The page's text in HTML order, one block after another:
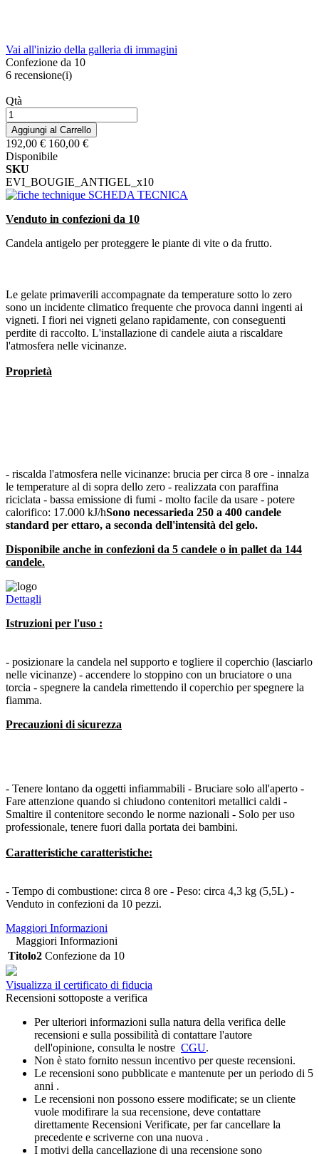
Vai all'inizio della galleria di immagini
Confezione da 10
6 recensione(i)
Qtà
Aggiungi al Carrello
192,00 € 160,00 €
Disponibile
SKU
EVI_BOUGIE_ANTIGEL_x10
SCHEDA TECNICA
Venduto in confezioni da 10
Candela antigelo per proteggere le piante di vite o da frutto.
Le gelate primaverili accompagnate da temperature sotto lo zero
sono un incidente climatico frequente che provoca danni ingenti ai
vigneti. I fiori nei vigneti gelano rapidamente, con conseguenti
perdite di raccolto. L'installazione di candele aiuta a riscaldare
l'atmosfera nelle vicinanze.
Proprietà
- riscalda l'atmosfera nelle vicinanze: brucia per circa 8 ore - innalza
le temperature al di sopra dello zero - realizzata con paraffina
riciclata - bassa emissione di fumi - molto facile da usare - potere
calorifico: 17.000 kJ/hSono necessarieda 250 a 400 candele
standard per ettaro, a seconda dell'intensità del gelo.
Disponibile anche in confezioni da 5 candele o in pallet da 144
candele.
Dettagli
Istruzioni per l'uso :
- posizionare la candela nel supporto e togliere il coperchio (lasciarlo
nelle vicinanze) - accendere lo stoppino con un bruciatore o una
torcia - spegnere la candela rimettendo il coperchio per spegnere la
fiamma.
Precauzioni di sicurezza
- Tenere lontano da oggetti infiammabili - Bruciare solo all'aperto -
Fare attenzione quando si chiudono contenitori metallici caldi -
Smaltire il contenitore secondo le norme nazionali - Solo per uso
professionale, tenere fuori dalla portata dei bambini.
Caratteristiche caratteristiche:
- Tempo di combustione: circa 8 ore - Peso: circa 4,3 kg (5,5L) -
Venduto in confezioni da 10 pezzi.
Maggiori Informazioni
Maggiori Informazioni
Titolo2 Confezione da 10
Visualizza il certificato di fiducia
Recensioni sottoposte a verifica
Per ulteriori informazioni sulla natura della verifica delle
recensioni e sulla possibilità di contattare l'autore
dell'opinione, consulta le nostre CGU.
Non è stato fornito nessun incentivo per queste recensioni.
Le recensioni sono pubblicate e mantenute per un periodo di 5
anni .
Le recensioni non possono essere modificate; se un cliente
vuole modifirare la sua recensione, deve contattare
direttamente Recensioni Verificate, per far cancellare la
precedente e scriverne con una nuova .
I motivi della cancellazione di una recensione sono